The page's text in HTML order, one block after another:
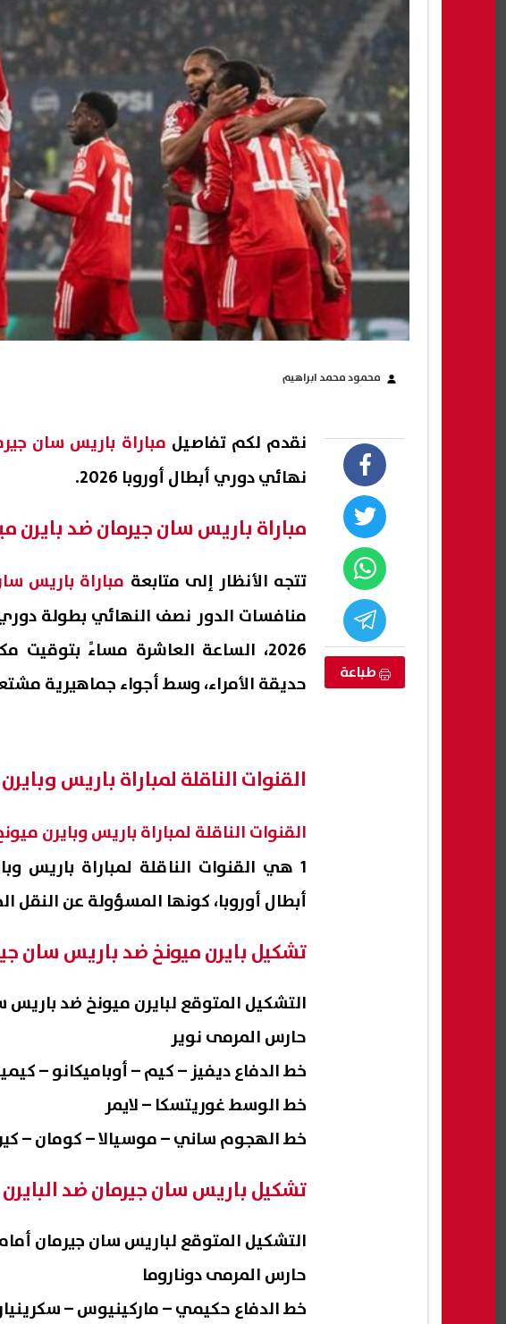
محمود محمد ابراهيم
طباعة
نقدم لكم تفاصيل مباراة باريس سان
نهائي دوري أبطال أوروبا 2026.
مباراة باريس سان جيرمان ضد بايرن
تتجه الأنظار إلى متابعة مباراة باريس
2026، الساعة العاشرة مساءً
حديقة الأمراء، وسط أجواء جماهيرية
القنوات الناقلة لمباراة باريس
القنوات الناقلة لمباراة باريس وبايرن
1 هي القنوات الناقلة لمباراة
أبطال أوروبا، كونها المسؤولة عن النقل
تشكيل بايرن ميونخ ضد باريس سان
التشكيل المتوقع لبايرن ميونخ ضد باريس
حارس المرمى نوير
خط الدفاع ديفيز – كيم – أوباميكانو –
خط الوسط غوريتسكا – لايمر
خط الهجوم ساني – موسيالا – كومان –
تشكيل باريس سان جيرمان ضد البايرن
التشكيل المتوقع لباريس سان جيرمان
حارس المرمى دوناروما
خط الدفاع حكيمي – ماركينيوس –
مصرع عامل وإصابة اثنين باختناق داخل
غرفة صرف صحي أثناء أعمال صيانة
إنجاز عالمي للهضبة..
يحطم الأرقام
جينيس